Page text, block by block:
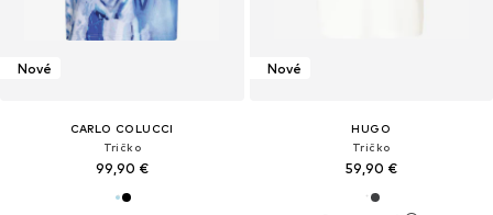
Nové
CARLO COLUCCI
Tričko
99,90 €
Nové
HUGO
Tričko
59,90 €